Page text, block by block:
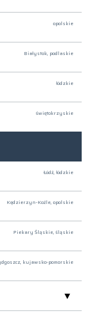
opolskie
Białystok, podlaskie
łódzkie
świętokrzyskie
Łódź, łódzkie
Kędzierzyn-Koźle, opolskie
Piekary Śląskie, śląskie
kujawsko-pomorskie